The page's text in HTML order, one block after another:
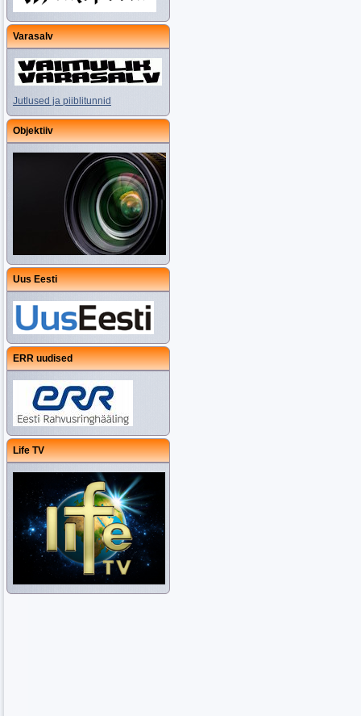
Varasalv
Jutlused ja piiblitunnid
Objektiiv
Uus Eesti
ERR uudised
Life TV